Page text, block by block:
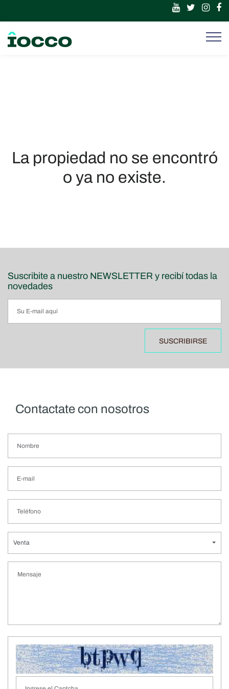
La propiedad no se encontró
o ya no existe.
Suscribite a nuestro NEWSLETTER y recibí todas la
novedades
SUSCRIBIRSE
Contactate con nosotros
Venta